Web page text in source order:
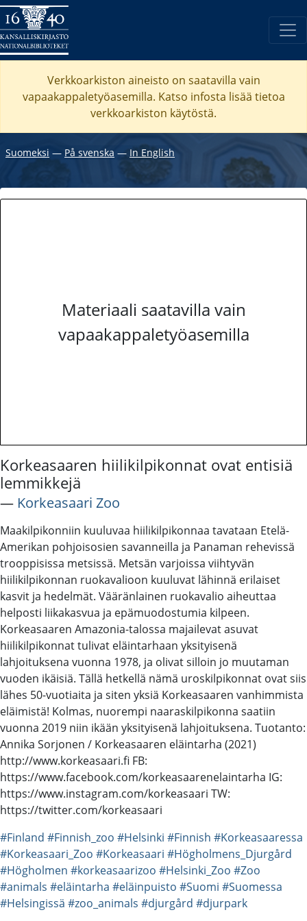
Verkkoarkiston aineisto on saatavilla vain
vapaakappaletyöasemilla. Katso infosta lisää tietoa
verkkoarkiston käytöstä.
Suomeksi ― På svenska ― In English
Materiaali saatavilla vain
vapaakappaletyöasemilla
Korkeasaaren hiilikilpikonnat ovat entisiä
lemmikkejä
― Korkeasaari Zoo
Maakilpikonniin kuuluvaa hiilikilpikonnaa tavataan Etelä-
Amerikan pohjoisosien savanneilla ja Panaman rehevissä
trooppisissa metsissä. Metsän varjoissa viihtyvän
hiilikilpikonnan ruokavalioon kuuluvat lähinnä erilaiset
kasvit ja hedelmät. Vääränlainen ruokavalio aiheuttaa
helposti liikakasvua ja epämuodostumia kilpeen.
Korkeasaaren Amazonia-talossa majailevat asuvat
hiilikilpikonnat tulivat eläintarhaan yksityisenä
lahjoituksena vuonna 1978, ja olivat silloin jo muutaman
vuoden ikäisiä. Tällä hetkellä nämä uroskilpikonnat ovat siis
lähes 50-vuotiaita ja siten yksiä Korkeasaaren vanhimmista
eläimistä! Kolmas, nuorempi naaraskilpikonna saatiin
vuonna 2019 niin ikään yksityisenä lahjoituksena. Tuotanto:
Annika Sorjonen / Korkeasaaren eläintarha (2021)
http://www.korkeasaari.fi FB:
https://www.facebook.com/korkeasaarenelaintarha IG:
https://www.instagram.com/korkeasaari TW:
https://twitter.com/korkeasaari
#Finland #Finnish_zoo #Helsinki #Finnish #Korkeasaaressa
#Korkeasaari_Zoo #Korkeasaari #Högholmens_Djurgård
#Högholmen #korkeasaarizoo #Helsinki_Zoo #Zoo
#animals #eläintarha #eläinpuisto #Suomi #Suomessa
#Helsingissä #zoo_animals #djurgård #djurpark